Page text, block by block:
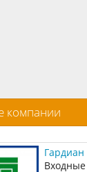
компании
Гардиан